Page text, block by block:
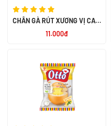
CHÂN GÀ RÚT XƯƠNG VỊ CAY
11.000đ